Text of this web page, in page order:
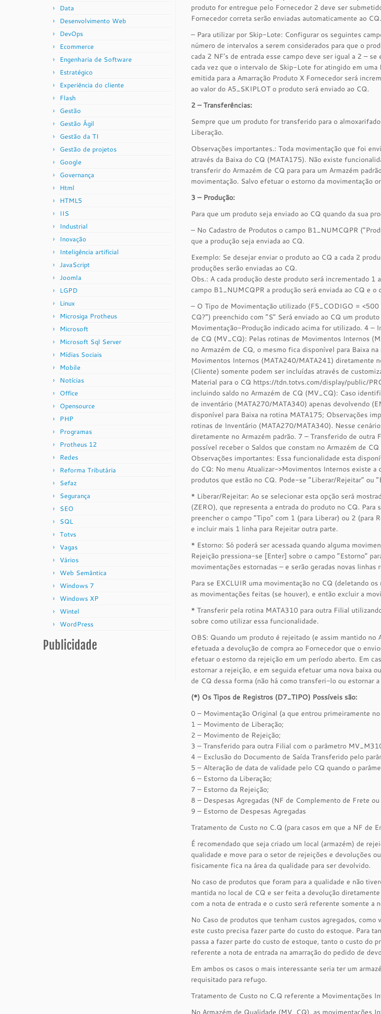
Data
Desenvolvimento Web
DevOps
Ecommerce
Engenharia de Software
Estratégico
Experiência do cliente
Flash
Gestão
Gestão Ágil
Gestão da TI
Gestão de projetos
Google
Governança
Html
HTML5
IIS
Industrial
Inovação
Inteligência artificial
JavaScript
Joomla
LGPD
Linux
Microsiga Protheus
Microsoft
Microsoft Sql Server
Mídias Sociais
Mobile
Notícias
Office
Opensource
PHP
Programas
Protheus 12
Redes
Reforma Tributária
Sefaz
Segurança
SEO
SQL
Totvs
Vagas
Vários
Web Semântica
Windows 7
Windows XP
Wintel
WordPress
Publicidade
produto for entregue pelo Fornecedor 2 deve ser
Fornecedor correta serão enviadas automaticamente ao CQ.
– Para utilizar por Skip-Lote: Configurar os seguintes
número de intervalos a serem considerados para que o
cada 2 NF’s de entrada esse campo deve ser igual a 2 –
cada vez que o intervalo de Skip-Lote for atingido em
emitida para a Amarração Produto X Fornecedor será
ao valor do A5_SKIPLOT o produto será enviado ao CQ.
2 – Transferências:
Sempre que um produto for transferido para o
Liberação.
Observações importantes.: Toda movimentação que foi
através da Baixa do CQ (MATA175). Não existe
transferir do Armazém de CQ para para um Armazém
movimentação. Salvo efetuar o estorno da movimentação
3 – Produção:
Para que um produto seja enviado ao CQ quando da sua
– No Cadastro de Produtos o campo B1_NUMCQPR
que a produção seja enviada ao CQ.
Exemplo: Se desejar enviar o produto ao CQ a cada 2
produções serão enviadas ao CQ.
Obs.: A cada produção deste produto será incrementado
campo B1_NUMCQPR a produção será enviada ao CQ e o
– O Tipo de Movimentação utilizado (F5_CODIGO =
CQ?”) preenchido com “S” Será enviado ao CQ um
Movimentação-Produção indicado acima for utilizado. 4 –
de CQ (MV_CQ): Pelas rotinas de Movimentos Internos
no Armazém de CQ, o mesmo fica disponível para Baixa
Movimentos Internos (MATA240/MATA241) diretamente
(Cliente) somente podem ser incluídas através de
Material para o CQ https://tdn.totvs.com/display/public/
incluindo saldo no Armazém de CQ (MV_CQ): Caso
de inventário (MATA270/MATA340) apenas devolvendo
disponível para Baixa na rotina MATA175; Observações
rotinas de Inventário (MATA270/MATA340). Nesse
diretamente no Armazém padrão. 7 – Transferido de
possível receber o Saldos que constam no Armazém de
Observações importantes: Essa funcionalidade esta
do CQ: No menu Atualizar->Movimentos Internos existe a
produtos que estão no CQ. Pode-se “Liberar/Rejeitar” ou
* Liberar/Rejeitar: Ao se selecionar esta opção será
(ZERO), que representa a entrada do produto no CQ.
preencher o campo “Tipo” com 1 (para Liberar) ou 2
e incluir mais 1 linha para Rejeitar outra parte.
* Estorno: Só poderá ser acessada quando alguma
Rejeição pressiona-se [Enter] sobre o campo “Estorno”
movimentações estornadas – e serão geradas novas
Para se EXCLUIR uma movimentação no CQ (deletando
as movimentações feitas (se houver), e então excluir a
* Transferir pela rotina MATA310 para outra Filial
sobre como utilizar essa funcionalidade.
OBS: Quando um produto é rejeitado (e assim mantido no
efetuada a devolução de compra ao Fornecedor que o
efetuar o estorno da rejeição em um período aberto. Em
estornar a rejeição, e em seguida efetuar uma nova baixa
de CQ dessa forma (não há como transferi-lo ou estornar
(*) Os Tipos de Registros (D7_TIPO) Possíveis são:
0 – Movimentação Original (a que entrou primeiramente
1 – Movimento de Liberação;
2 – Movimento de Rejeição;
3 – Transferido para outra Filial com o parâmetro
4 – Exclusão do Documento de Saída Transferido pelo
5 – Alteração de data de validade pelo CQ quando o
6 – Estorno da Liberação;
7 – Estorno da Rejeição;
8 – Despesas Agregadas (NF de Complemento de Frete
9 – Estorno de Despesas Agregadas
Tratamento de Custo no C.Q (para casos em que a NF de
É recomendado que seja criado um local (armazém) de
qualidade e move para o setor de rejeições e devoluções
fisicamente fica na área da qualidade para ser devolvido.
No caso de produtos que foram para a qualidade e não
mantida no local de CQ e ser feita a devolução
com a nota de entrada e o custo será referente somente a
No Caso de produtos que tenham custos agregados,
este custo precisa fazer parte do custo do estoque. Para
passa a fazer parte do custo de estoque, tanto o custo do
referente a nota de entrada na amarração do pedido de
Em ambos os casos o mais interessante seria ter um
requisitado para refugo.
Tratamento de Custo no C.Q referente a Movimentações
No Armazém de Qualidade (MV_CQ), as movimentações